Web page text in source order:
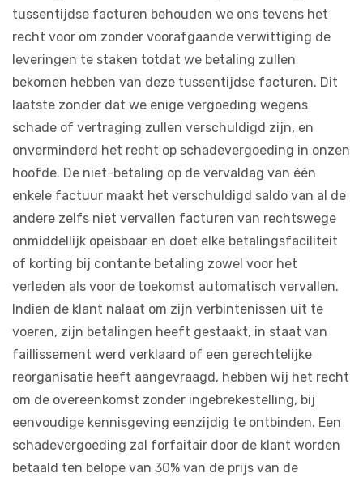
tussentijdse facturen behouden we ons tevens het
recht voor om zonder voorafgaande verwittiging de
leveringen te staken totdat we betaling zullen
bekomen hebben van deze tussentijdse facturen. Dit
laatste zonder dat we enige vergoeding wegens
schade of vertraging zullen verschuldigd zijn, en
onverminderd het recht op schadevergoeding in onzen
hoofde. De niet-betaling op de vervaldag van één
enkele factuur maakt het verschuldigd saldo van al de
andere zelfs niet vervallen facturen van rechtswege
onmiddellijk opeisbaar en doet elke betalingsfaciliteit
of korting bij contante betaling zowel voor het
verleden als voor de toekomst automatisch vervallen.
Indien de klant nalaat om zijn verbintenissen uit te
voeren, zijn betalingen heeft gestaakt, in staat van
faillissement werd verklaard of een gerechtelijke
reorganisatie heeft aangevraagd, hebben wij het recht
om de overeenkomst zonder ingebrekestelling, bij
eenvoudige kennisgeving eenzijdig te ontbinden. Een
schadevergoeding zal forfaitair door de klant worden
betaald ten belope van 30% van de prijs van de